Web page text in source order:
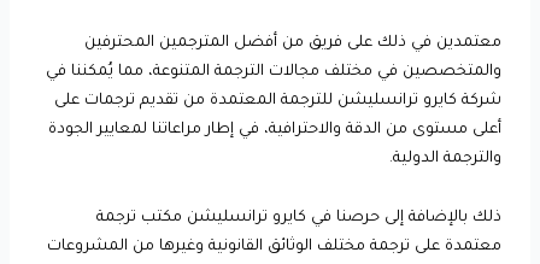
معتمدين في ذلك على فريق من أفضل المترجمين المحترفين
والمتخصصين في مختلف مجالات الترجمة المتنوعة، مما يُمكننا في
شركة كايرو ترانسليشن للترجمة المعتمدة من تقديم ترجمات على
أعلى مستوى من الدقة والاحترافية، في إطار مراعاتنا لمعايير الجودة
والترجمة الدولية.
ذلك بالإضافة إلى حرصنا في كايرو ترانسليشن مكتب ترجمة
معتمدة على ترجمة مختلف الوثائق القانونية وغيرها من المشروعات